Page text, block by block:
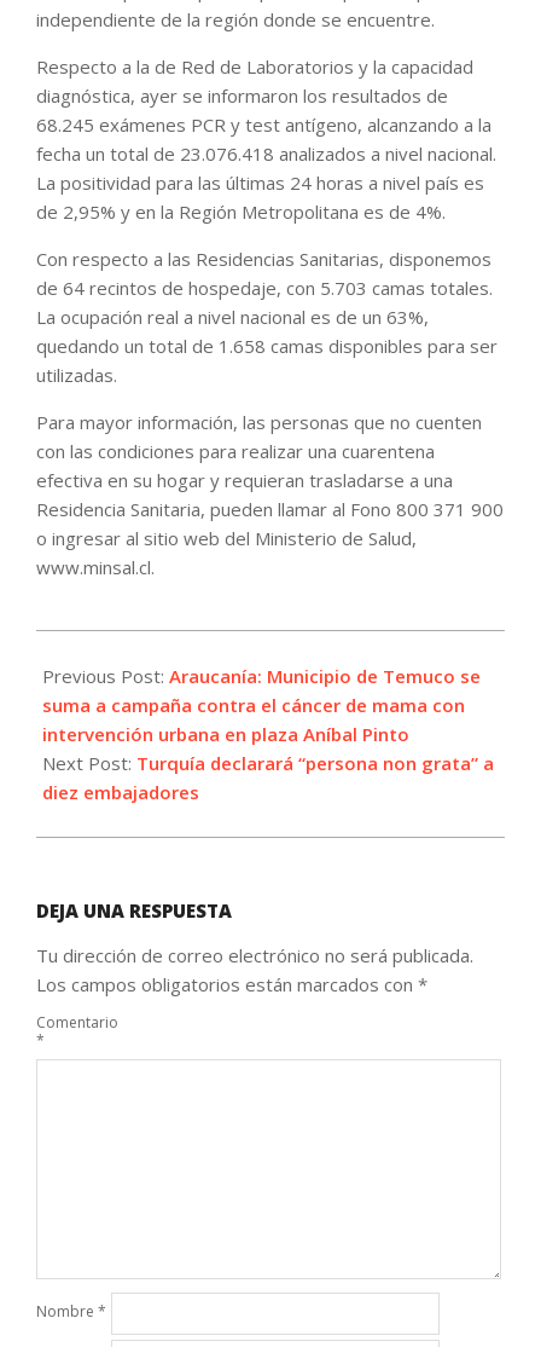
independiente de la región donde se encuentre.
Respecto a la de Red de Laboratorios y la capacidad
diagnóstica, ayer se informaron los resultados de
68.245 exámenes PCR y test antígeno, alcanzando a la
fecha un total de 23.076.418 analizados a nivel nacional.
La positividad para las últimas 24 horas a nivel país es
de 2,95% y en la Región Metropolitana es de 4%.
Con respecto a las Residencias Sanitarias, disponemos
de 64 recintos de hospedaje, con 5.703 camas totales.
La ocupación real a nivel nacional es de un 63%,
quedando un total de 1.658 camas disponibles para ser
utilizadas.
Para mayor información, las personas que no cuenten
con las condiciones para realizar una cuarentena
efectiva en su hogar y requieran trasladarse a una
Residencia Sanitaria, pueden llamar al Fono 800 371 900
o ingresar al sitio web del Ministerio de Salud,
www.minsal.cl.
10-
23
Previous Post: Araucanía: Municipio de Temuco se
suma a campaña contra el cáncer de mama con
intervención urbana en plaza Aníbal Pinto
Next Post: Turquía declarará “persona non grata” a
diez embajadores
DEJA UNA RESPUESTA
Tu dirección de correo electrónico no será publicada.
Los campos obligatorios están marcados con *
Comentario
*
Nombre *